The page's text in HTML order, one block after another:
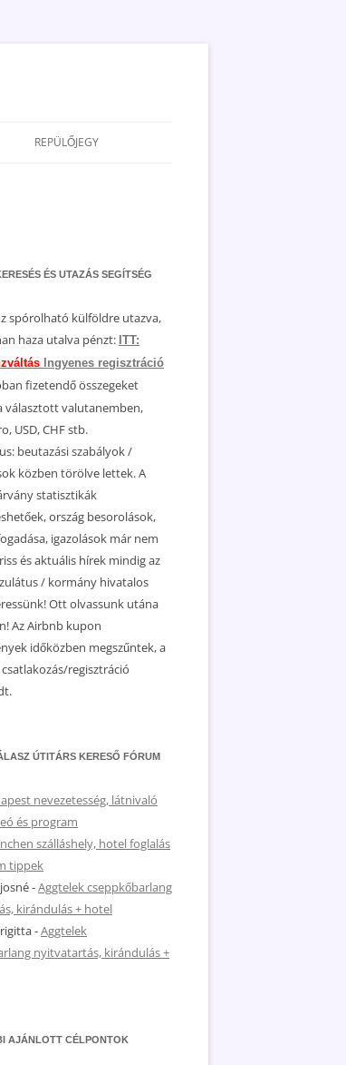
REPÜLŐJEGY
ÉS UTAZÁS SEGÍTSÉG
spórolható külföldre utazva,
haza utalva pénzt: ITT:
Ingyenes regisztráció
fizetendő összegeket
választott valutanemben,
USD, CHF stb.
beutazási szabályok /
közben törölve lettek. A
statisztikák
ország besorolások,
igazolások már nem
és aktuális hírek mindig az
/ kormány hivatalos
Ott olvassunk utána
Az Airbnb kupon
időközben megszűntek, a
regisztráció
ÚTITÁRS KERESŐ FÓRUM
nevezetesség, látnivaló
és program
szálláshely, hotel foglalás
tippek
-Aggtelek cseppkőbarlang
kirándulás + hotel
-Aggtelek
nyitvatartás, kirándulás +
AJÁNLOTT CÉLPONTOK